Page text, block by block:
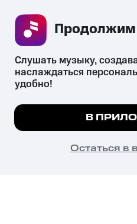
СКАЧАТЬ
психотропных веществ, их
их незаконный оборот запрещён
законодательством
© 2026 ООО «КИОН».
Все права защищены
Мы используем куки,
Подробнее
Слушать музыку,
наслаждаться
удобно!
В
Остаться в